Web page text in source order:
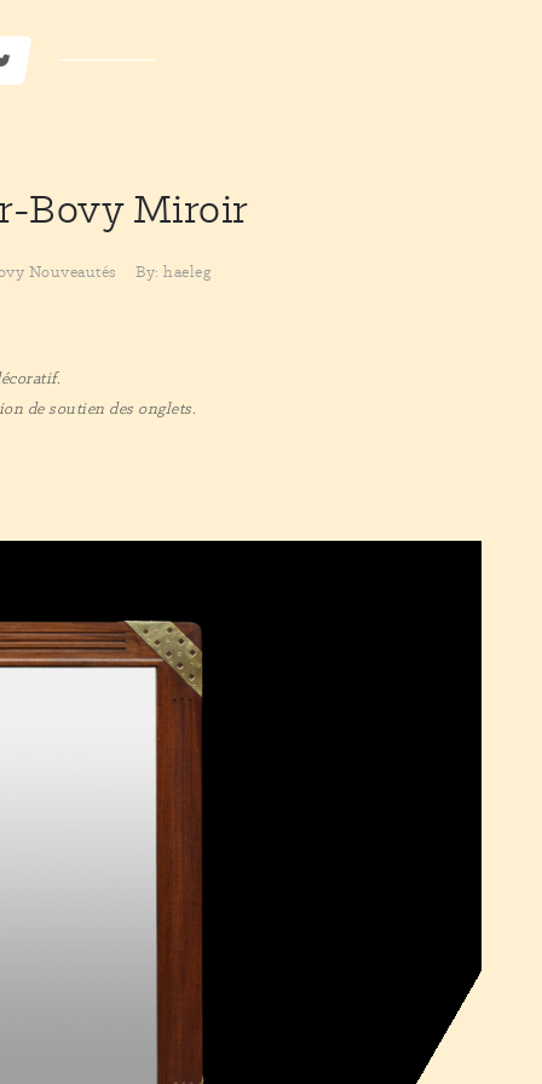
BovyMiroir
Nouveautés By: haeleg
de soutien des onglets.